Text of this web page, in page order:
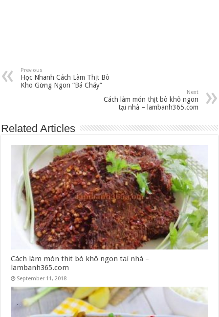
Previous
Học Nhanh Cách Làm Thịt Bò
Kho Gừng Ngon “Bá Cháy”
Next
Cách làm món thịt bò khô ngon
tại nhà – lambanh365.com
Related Articles
Cách làm món thịt bò khô ngon tại nhà –
lambanh365.com
September 11, 2018